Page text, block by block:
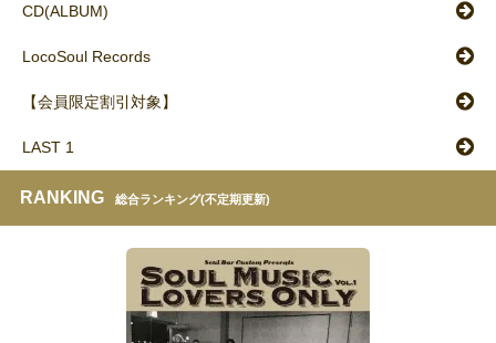
CD(ALBUM)
LocoSoul Records
【会員限定割引対象】
LAST 1
RANKING 総合ランキング(不定期更新)